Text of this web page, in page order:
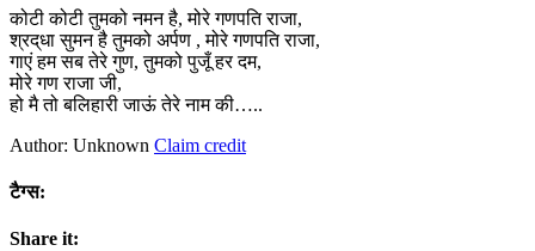
कोटी कोटी तुमको नमन है, मोरे गणपति राजा,
श्रद्धा सुमन है तुमको अर्पण , मोरे गणपति राजा,
गाएं हम सब तेरे गुण, तुमको पुजूँ हर दम,
मोरे गण राजा जी,
हो मै तो बलिहारी जाऊं तेरे नाम की…..
Author: Unknown Claim credit
टैग्स:
Share it: